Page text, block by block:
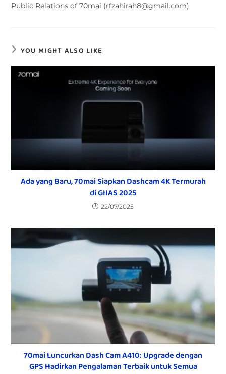
Public Relations of 70mai (rfzahirah8@gmail.com)
YOU MIGHT ALSO LIKE
Ada yang Baru, 70mai Siapkan Dashcam 4K Termurah
di GIIAS 2025
22/07/2025
70mai Luncurkan Dash Cam A410: Upgrade dengan
GPS Hadirkan Pengalaman Terbaik untuk Semua